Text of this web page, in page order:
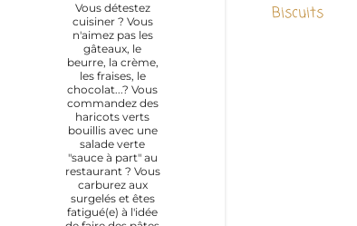
Biscuits
Vous détestez
cuisiner ? Vous
n'aimez pas les
gâteaux, le
beurre, la crème,
les fraises, le
chocolat...? Vous
commandez des
haricots verts
bouillis avec une
salade verte
"sauce à part" au
restaurant ? Vous
carburez aux
surgelés et êtes
fatigué(e) à l'idée